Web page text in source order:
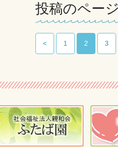
投稿のペー
< 1 2 3